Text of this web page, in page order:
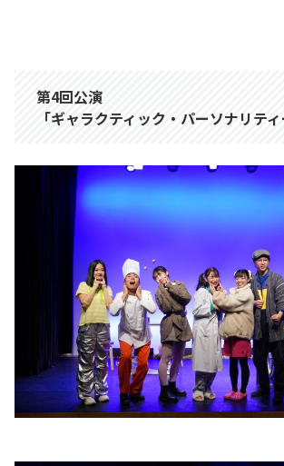
第4回公演
「ギャラクティック・パーソナリティ